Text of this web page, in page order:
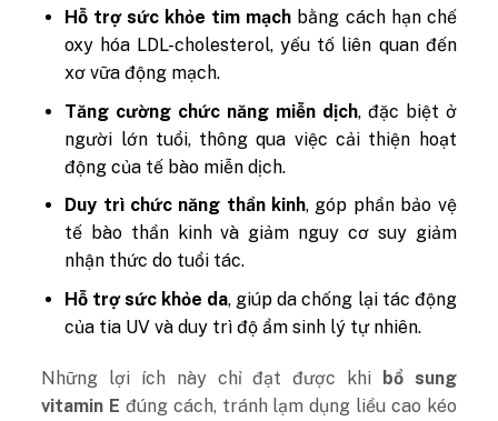
Hỗ trợ sức khỏe tim mạch bằng cách hạn chế
oxy hóa LDL-cholesterol, yếu tố liên quan đến
xơ vữa động mạch.
Tăng cường chức năng miễn dịch, đặc biệt ở
người lớn tuổi, thông qua việc cải thiện hoạt
động của tế bào miễn dịch.
Duy trì chức năng thần kinh, góp phần bảo vệ
tế bào thần kinh và giảm nguy cơ suy giảm
nhận thức do tuổi tác.
Hỗ trợ sức khỏe da, giúp da chống lại tác động
của tia UV và duy trì độ ẩm sinh lý tự nhiên.
Những lợi ích này chỉ đạt được khi
bổ sung
vitamin E đúng cách, tránh lạm dụng liều cao kéo